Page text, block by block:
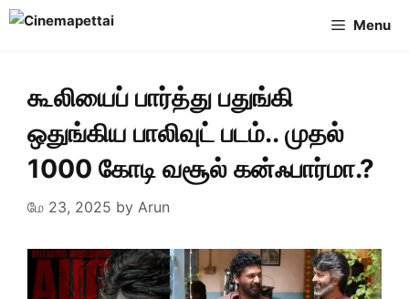
Skip
Menu
கூலியைப் பார்த்து பதுங்கி
ஒதுங்கிய பாலிவுட் படம்.. முதல்
1000 கோடி வசூல் கன்ஃபார்மா.?
மே 23, 2025 by Arun